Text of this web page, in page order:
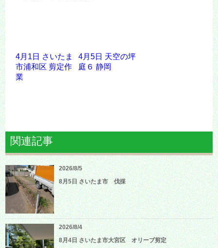
4月1日 さいたま
市浦和区 剪定作
業
4月5日 天空の坪
庭６ 静岡
関連記事
2026/8/5
8月5日 さいたま市 伐採
2026/8/4
8月4日 さいたま市大宮区 オリーブ剪定